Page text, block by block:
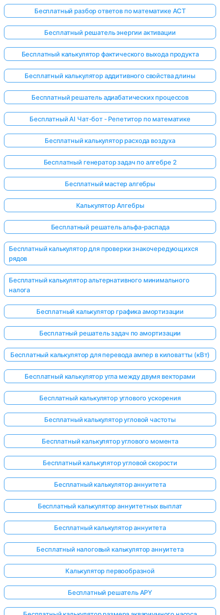
Бесплатный разбор ответов по математике ACT
Бесплатный решатель энергии активации
Бесплатный калькулятор фактического выхода продукта
Бесплатный калькулятор аддитивного свойства длины
Бесплатный решатель адиабатических процессов
Бесплатный AI Чат-бот - Репетитор по математике
Бесплатный калькулятор расхода воздуха
Бесплатный генератор задач по алгебре 2
Бесплатный мастер алгебры
Калькулятор Алгебры
Бесплатный решатель альфа-распада
Бесплатный калькулятор для проверки знакочередующихся
рядов
Бесплатный калькулятор альтернативного минимального
налога
Бесплатный калькулятор графика амортизации
Бесплатный решатель задач по амортизации
Бесплатный калькулятор для перевода ампер в киловатты (кВт)
Бесплатный калькулятор угла между двумя векторами
Бесплатный калькулятор углового ускорения
Бесплатный калькулятор угловой частоты
Бесплатный калькулятор углового момента
Бесплатный калькулятор угловой скорости
Бесплатный калькулятор аннуитета
Бесплатный калькулятор аннуитетных выплат
Бесплатный калькулятор аннуитета
Бесплатный налоговый калькулятор аннуитета
Калькулятор первообразной
Бесплатный решатель APY